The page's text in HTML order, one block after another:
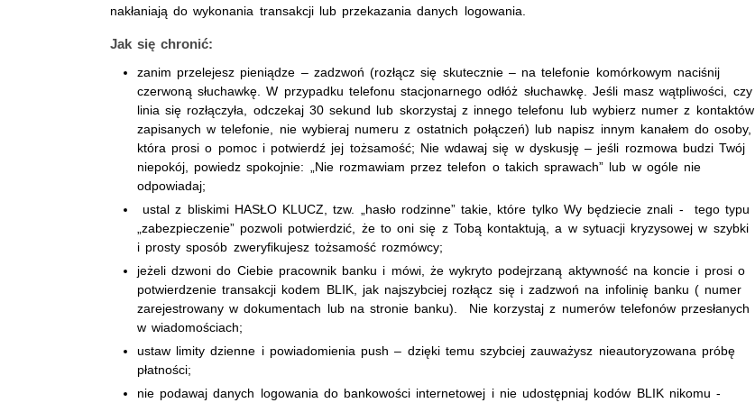
nakłaniają do wykonania transakcji lub przekazania danych logowania.
Jak się chronić:
zanim przelejesz pieniądze – zadzwoń (rozłącz się skutecznie – na telefonie komórkowym naciśnij
czerwoną słuchawkę. W przypadku telefonu stacjonarnego odłóż słuchawkę. Jeśli masz wątpliwości, czy
linia się rozłączyła, odczekaj 30 sekund lub skorzystaj z innego telefonu lub wybierz numer z kontaktów
zapisanych w telefonie, nie wybieraj numeru z ostatnich połączeń) lub napisz innym kanałem do osoby,
która prosi o pomoc i potwierdź jej tożsamość; Nie wdawaj się w dyskusję – jeśli rozmowa budzi Twój
niepokój, powiedz spokojnie: „Nie rozmawiam przez telefon o takich sprawach” lub w ogóle nie
odpowiadaj;
ustal z bliskimi HASŁO KLUCZ, tzw. „hasło rodzinne” takie, które tylko Wy będziecie znali - tego typu
„zabezpieczenie” pozwoli potwierdzić, że to oni się z Tobą kontaktują, a w sytuacji kryzysowej w szybki
i prosty sposób zweryfikujesz tożsamość rozmówcy;
jeżeli dzwoni do Ciebie pracownik banku i mówi, że wykryto podejrzaną aktywność na koncie i prosi o
potwierdzenie transakcji kodem BLIK, jak najszybciej rozłącz się i zadzwoń na infolinię banku ( numer
zarejestrowany w dokumentach lub na stronie banku). Nie korzystaj z numerów telefonów przesłanych
w wiadomościach;
ustaw limity dzienne i powiadomienia push – dzięki temu szybciej zauważysz nieautoryzowana próbę
płatności;
nie podawaj danych logowania do bankowości internetowej i nie udostępniaj kodów BLIK nikomu -